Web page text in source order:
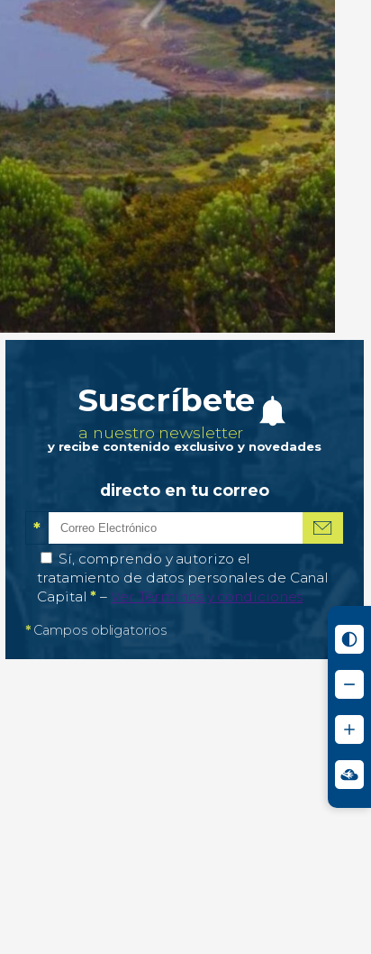
Suscríbete
a nuestro newsletter
y recibe contenido exclusivo y novedades
directo en tu correo
Correo electrónico*
*Campo obligatorio
Autorización de tratamiento de datos
Sí, comprendo y autorizo el
tratamiento de datos personales de Canal
Capital* – Campo obligatorio
Ver Términos y condiciones
*Campos obligatorios